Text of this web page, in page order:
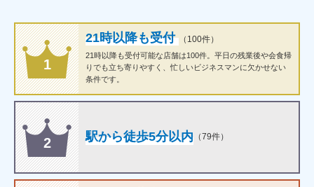
1
21時以降も受付 （100件）
21時以降も受付可能な店舗は100件。平日の残業後や会食帰
りでも立ち寄りやすく、忙しいビジネスマンに欠かせない
条件です。
2 駅から徒歩5分以内 （79件）